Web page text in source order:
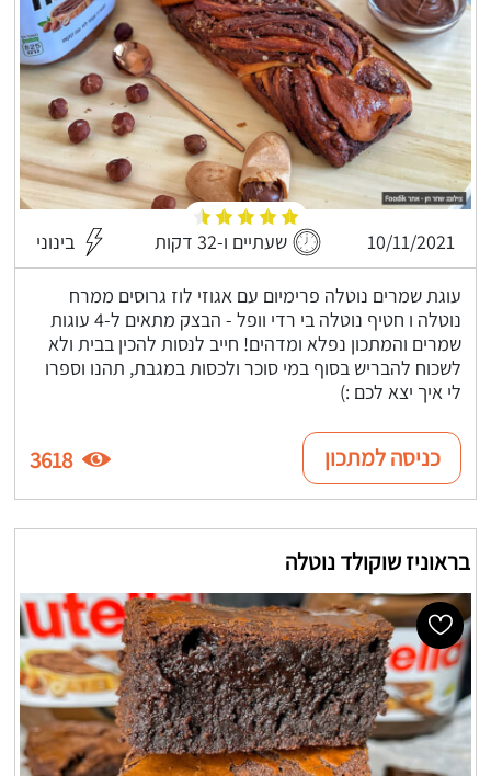
10/11/2021 שעתיים ו-32 דקות בינוני
עוגת שמרים נוטלה פרימיום עם אגוזי לוז גרוסים ממרח
נוטלה ו חטיף נוטלה בי רדי וופל - הבצק מתאים ל-4 עוגות
שמרים והמתכון נפלא ומדהים! חייב לנסות להכין בבית ולא
לשכוח להבריש בסוף במי סוכר ולכסות במגבת, תהנו וספרו
לי איך יצא לכם :)
כניסה למתכון 3618
בראוניז שוקולד נוטלה